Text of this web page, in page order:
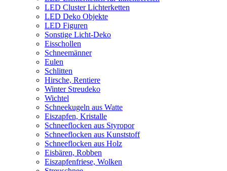
LED Cluster Lichterketten
LED Deko Objekte
LED Figuren
Sonstige Licht-Deko
Eisschollen
Schneemänner
Eulen
Schlitten
Hirsche, Rentiere
Winter Streudeko
Wichtel
Schneekugeln aus Watte
Eiszapfen, Kristalle
Schneeflocken aus Styropor
Schneeflocken aus Kunststoff
Schneeflocken aus Holz
Eisbären, Robben
Eiszapfenfriese, Wolken